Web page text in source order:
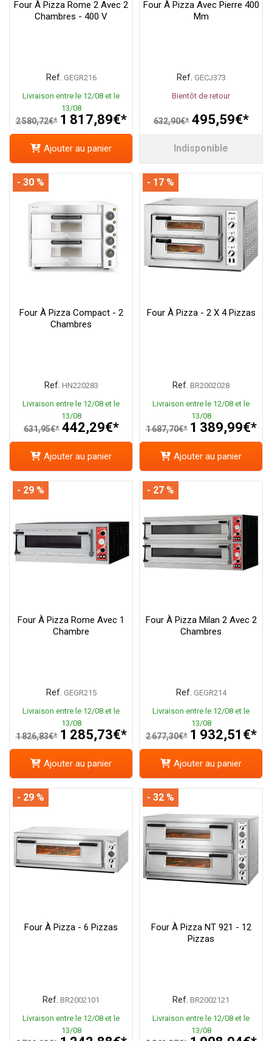
Four À Pizza Rome 2 Avec 2
Chambres - 400 V
Ref. GEGR216
Livraison entre le 12/08 et le
13/08
2 580,72€* 1 817,89€*
Ajouter au panier
Four À Pizza Avec Pierre 400
Mm
Ref. GECJ373
Bientôt de retour
632,90€* 495,59€*
Indisponible
Four À Pizza Compact - 2
Chambres
Ref. HN220283
Livraison entre le 12/08 et le
13/08
631,95€* 442,29€*
- 30 %
Ajouter au panier
Four À Pizza - 2 X 4 Pizzas
Ref. BR2002028
Livraison entre le 12/08 et le
13/08
1 687,70€* 1 389,99€*
- 17 %
Ajouter au panier
Four À Pizza Rome Avec 1
Chambre
Ref. GEGR215
Livraison entre le 12/08 et le
13/08
1 826,83€* 1 285,73€*
- 29 %
Ajouter au panier
Four À Pizza Milan 2 Avec 2
Chambres
Ref. GEGR214
Livraison entre le 12/08 et le
13/08
2 677,30€* 1 932,51€*
- 27 %
Ajouter au panier
Four À Pizza - 6 Pizzas
Ref. BR2002101
Livraison entre le 12/08 et le
13/08
- 29 %
Four À Pizza NT 921 - 12
Pizzas
Ref. BR2002121
Livraison entre le 12/08 et le
13/08
- 32 %